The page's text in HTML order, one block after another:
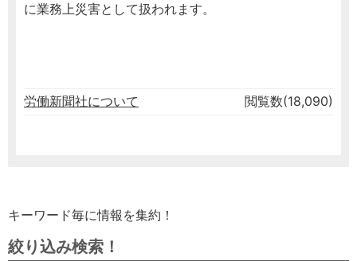
に業務上災害として扱われます。
労働新聞社について 閲覧数(18,090)
キーワード毎に情報を集約！
絞り込み検索！